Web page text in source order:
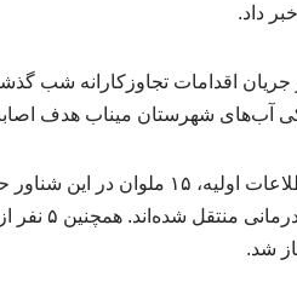
داد.
اقدامات تجاوزکارانه شب
آب‌های شهرستان میناب هدف
شده و برای
شد.